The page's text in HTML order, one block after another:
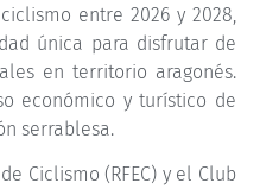
entre 2026 y 2028,
única para disfrutar de
en territorio aragonés.
económico y turístico de
serrablesa.
Ciclismo (RFEC) y el Club